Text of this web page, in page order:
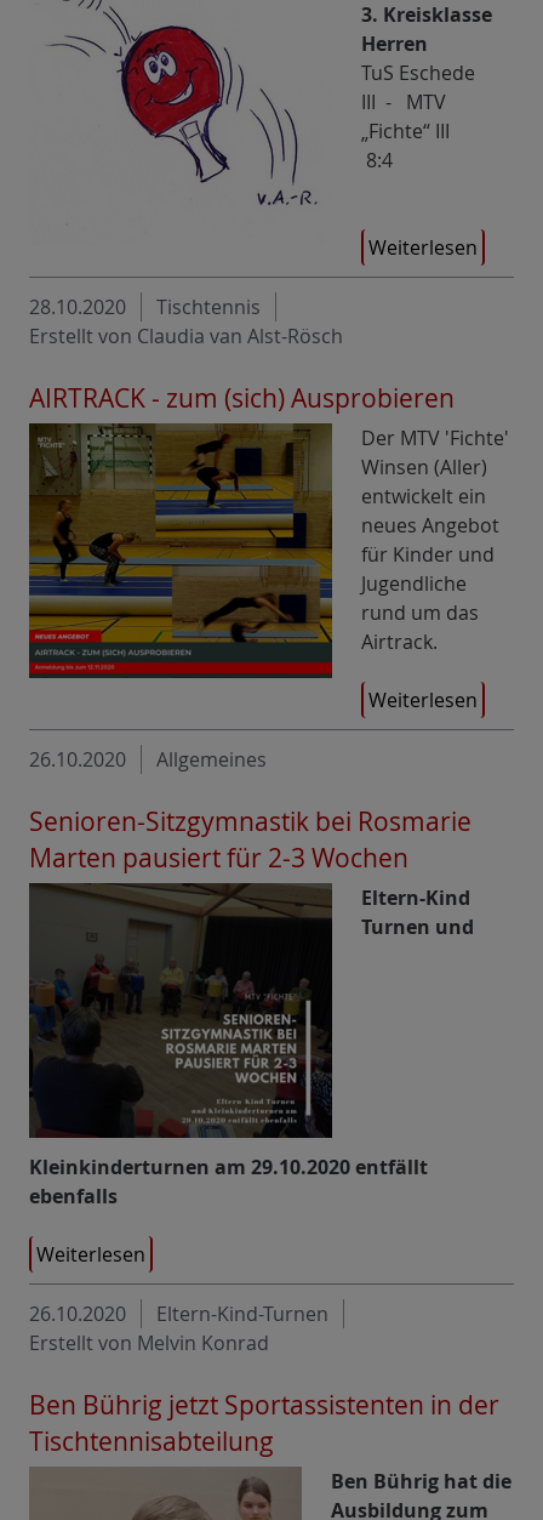
3. Kreisklasse
Herren
TuS Eschede
III - MTV
„Fichte“ III
8:4
Weiterlesen
28.10.2020
Tischtennis
Erstellt von Claudia van Alst-Rösch
AIRTRACK - zum (sich) Ausprobieren
Der MTV 'Fichte'
Winsen (Aller)
entwickelt ein
neues Angebot
für Kinder und
Jugendliche
rund um das
Airtrack.
Weiterlesen
26.10.2020 Allgemeines
Senioren-Sitzgymnastik bei Rosmarie
Marten pausiert für 2-3 Wochen
Eltern-Kind
Turnen und
Kleinkinderturnen am 29.10.2020 entfällt
ebenfalls
Weiterlesen
26.10.2020
Eltern-Kind-Turnen
Erstellt von Melvin Konrad
Ben Bührig jetzt Sportassistenten in der
Tischtennisabteilung
Ben Bührig hat die
Ausbildung zum